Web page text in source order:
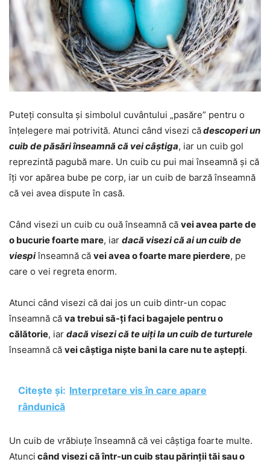
Puteți consulta și simbolul cuvântului „pasăre” pentru o
înțelegere mai potrivită. Atunci când visezi cădescoperi un
cuib de păsări înseamnă că vei câștiga, iar un cuib gol
reprezintă pagubă mare. Un cuib cu pui mai înseamnă și că
îți vor apărea bube pe corp, iar un cuib de barză înseamnă
că vei avea dispute în casă.
Când visezi un cuib cu ouă înseamnă că vei avea parte de
o bucurie foarte mare, iar dacă visezi că ai un cuib de
viespiînseamnă că vei avea o foarte mare pierdere, pe
care o vei regreta enorm.
Atunci când visezi că dai jos un cuib dintr-un copac
înseamnă că va trebui să-ți faci bagajele pentru o
călătorie, iar dacă visezi că te uiți la un cuib de turturele
înseamnă că vei câștiga niște bani la care nu te aștepți.
Citește și: Interpretare vis în care apare
rândunică
Un cuib de vrăbiuțe înseamnă că vei câștiga foarte multe.
Atunci când visezi că într-un cuib stau părinții tăi sau o